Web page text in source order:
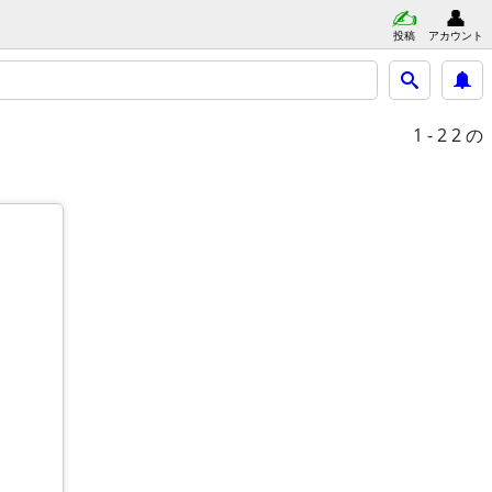
投稿 アカウント
1 - 22 の